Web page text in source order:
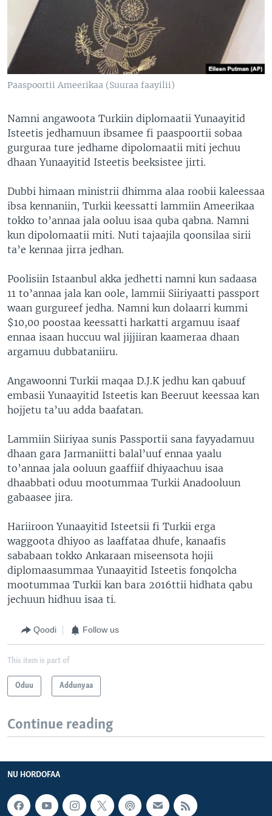
Paaspoortii Ameerikaa (Suuraa faayilii)
Namni angawoota Turkiin diplomaatii Yunaayitid
Isteetis jedhamuun ibsamee fi paaspoortii sobaa
gurguraa ture jedhame dipolomaatii miti jechuu
dhaan Yunaayitid Isteetis beeksistee jirti.
Dubbi himaan ministrii dhimma alaa roobii kaleessaa
ibsa kennaniin, Turkii keessatti lammiin Ameerikaa
tokko to’annaa jala ooluu isaa quba qabna. Namni
kun dipolomaatii miti. Nuti tajaajila qoonsilaa sirii
ta’e kennaa jirra jedhan.
Poolisiin Istaanbul akka jedhetti namni kun sadaasa
11 to’annaa jala kan oole, lammii Siiriyaatti passport
waan gurgureef jedha. Namni kun dolaarri kummi
$10,00 poostaa keessatti harkatti argamuu isaaf
ennaa isaan huccuu wal jijjiiran kaameraa dhaan
argamuu dubbataniiru.
Angawoonni Turkii maqaa D.J.K jedhu kan qabuuf
embasii Yunaayitid Isteetis kan Beeruut keessaa kan
hojjetu ta’uu adda baafatan.
Lammiin Siiriyaa sunis Passportii sana fayyadamuu
dhaan gara Jarmaniitti balal’uuf ennaa yaalu
to’annaa jala ooluun gaaffiif dhiyaachuu isaa
dhaabbati oduu mootummaa Turkii Anadooluun
gabaasee jira.
Hariiroon Yunaayitid Isteetsii fi Turkii erga
waggoota dhiyoo as laaffataa dhufe, kanaafis
sababaan tokko Ankaraan miseensota hojii
diplomaasummaa Yunaayitid Isteetis fonqolcha
mootummaa Turkii kan bara 2016ttii hidhata qabu
jechuun hidhuu isaa ti.
Qoodi Follow us
This item is part of
Oduu Addunyaa
Continue reading
NU HORDOFAA